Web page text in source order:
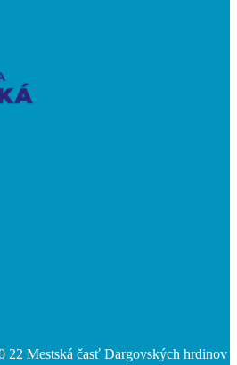
22 Mestská časť Dargovských hrdinov